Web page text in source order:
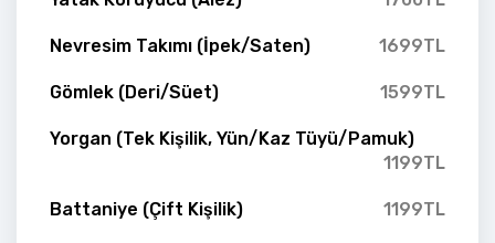
Nevresim Takımı (İpek/Saten) 1699TL
Gömlek (Deri/Süet) 1599TL
Yorgan (Tek Kişilik, Yün/Kaz Tüyü/Pamuk)
1199TL
Battaniye (Çift Kişilik) 1199TL